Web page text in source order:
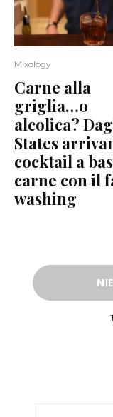
Mixology
Carne alla
griglia…o
alcolica?
States
cocktail a
carne con il
washing